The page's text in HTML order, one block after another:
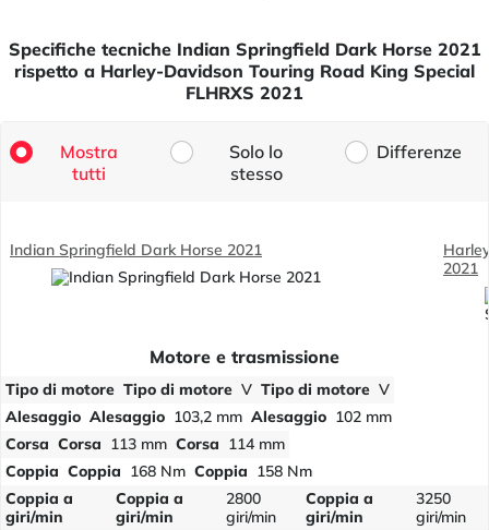
Specifiche tecniche Indian Springfield Dark Horse 2021
rispetto a Harley-Davidson Touring Road King Special
FLHRXS 2021
Mostra
tutti
Solo lo
stesso
Differenze
Indian Springfield Dark Horse 2021
2021
Motore e trasmissione
Tipo di motore Tipo di motore V Tipo di motore V
Alesaggio Alesaggio 103,2 mm Alesaggio 102 mm
Corsa Corsa 113 mm Corsa 114 mm
Coppia Coppia 168 Nm Coppia 158 Nm
Coppia a
giri/min
Coppia a
giri/min
2800
giri/min
Coppia a
giri/min
3250
giri/min